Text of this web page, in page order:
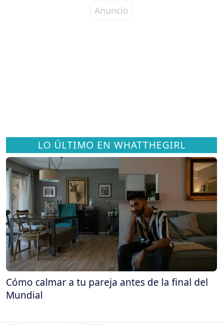
LO ÚLTIMO EN WHATTHEGIRL
Cómo calmar a tu pareja antes de la final del
Mundial